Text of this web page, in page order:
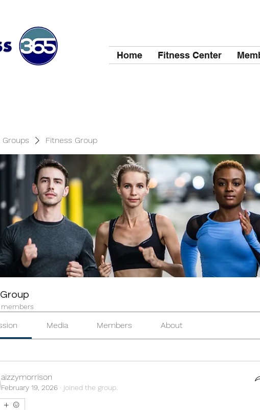
Home Fitness Center
Groups Fitness Group
members
Media Members About
aizzymorrison
February 19, 2026 · joined the group.